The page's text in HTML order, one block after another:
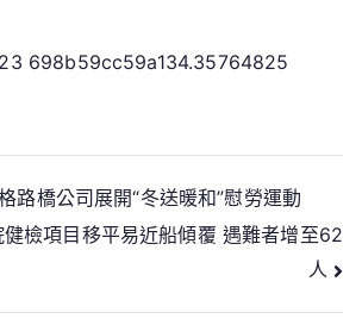
698b59cc59a134.35764825
路橋公司展開“冬送暖和”慰勞運動
檢項目移平易近船傾覆 遇難者增至62
人